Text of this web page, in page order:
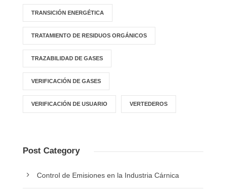
TRANSICIÓN ENERGÉTICA
TRATAMIENTO DE RESIDUOS ORGÁNICOS
TRAZABILIDAD DE GASES
VERIFICACIÓN DE GASES
VERIFICACIÓN DE USUARIO VERTEDEROS
Post Category
Control de Emisiones en la Industria Cárnica